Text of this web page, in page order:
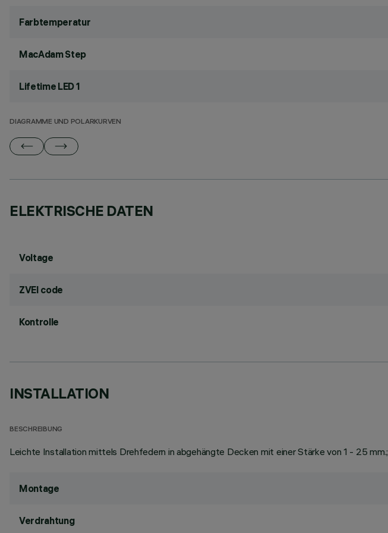
Farbtemperatur
MacAdam Step
Lifetime LED 1
DIAGRAMME UND POLARKURVEN
ELEKTRISCHE DATEN
Voltage
ZVEI code
Kontrolle
INSTALLATION
BESCHREIBUNG
Leichte Installation mittels Drehfedern in abgehängte Decken mit einer Stärke von 1 - 25 mm.;
Montage
Verdrahtung